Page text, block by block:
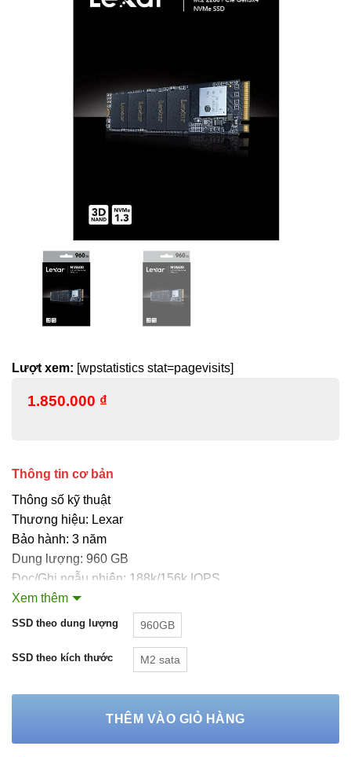
Lượt xem: [wpstatistics stat=pagevisits]
1.850.000 ₫
Thông tin cơ bản
Thông số kỹ thuật
Thương hiệu: Lexar
Bảo hành: 3 năm
Dung lượng: 960 GB
Đọc/Ghi ngẫu nhiên: 188k/156k IOPS
Đọc tuần tự: 2100 MB/s
Ghi tuần tự: 1600 MB/s
Controller: SMI SM2263Xt
Chuẩn giao tiếp: M.2 PCI-Express 3.0 x 4
Kích thước: 2280 (22x80mm)
Giao thức: NVMe 1.3
Xem thêm
SSD theo dung lượng 960GB
SSD theo kích thước M2 sata
THÊM VÀO GIỎ HÀNG